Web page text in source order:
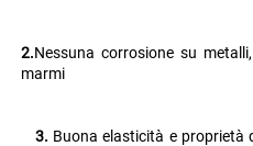
2.Nessuna corrosione su
marmi
   3.
Buona elasticità e proprietà